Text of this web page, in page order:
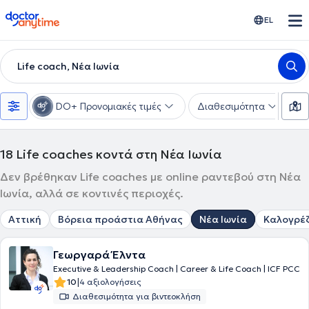
doctoranytime EL
Life coach, Νέα Ιωνία
DO+ Προνομιακές τιμές Διαθεσιμότητα
18 Life coaches κοντά στη Νέα Ιωνία
Δεν βρέθηκαν Life coaches με online ραντεβού στη Νέα
Ιωνία, αλλά σε κοντινές περιοχές.
Αττική Βόρεια προάστια Αθήνας Νέα Ιωνία
Γεωργαρά Έλντα
Executive & Leadership Coach | Career & Life Coach | ICF PCC
10|4 αξιολογήσεις
Διαθεσιμότητα για βιντεοκλήση